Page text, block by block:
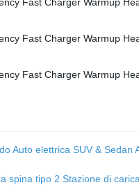
Auto elettrica SUV &
spina tipo 2 Stazione di